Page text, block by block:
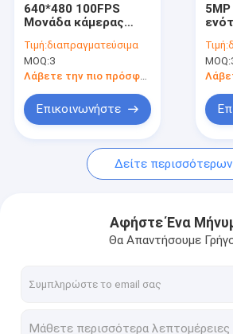
640*480 100FPS
Μονάδα κάμερας
0.3mp OV7251
Αισθητήρας DVP
Παράλληλη θύρα
Τιμή:διαπραγματεύσιμα
MOQ:3
Λάβετε την πιο πρόσφατη τιμή
Επικοινωνήστε
Τιμή:
MOQ:
Δείτε περισσότερων
Αφήστε Ένα
Θα Απαντήσουμε